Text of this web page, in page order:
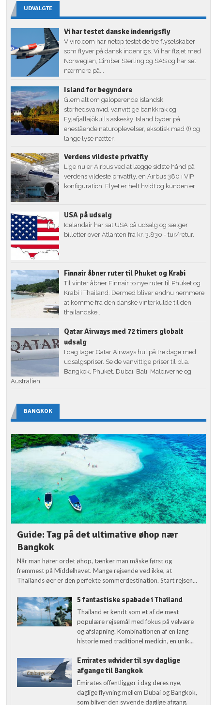
UDVALGTE
Vi har testet danske indenrigsfly
Viviro.com har netop testet de tre flyselskaber
som flyver på dansk indenrigs. Vi har fløjet med
Norwegian, Cimber Sterling og SAS og har set
nærmere på...
Island for begyndere
Glem alt om galoperende islandsk
storhedsvanvid, vanvittige bankkrak og
Eyjafjallajökulls askesky. Island byder på
enestående naturoplevelser, eksotisk mad (!) og
lange lyse nætter.
Verdens vildeste privatfly
Lige nu er Airbus ved at lægge sidste hånd på
verdens vildeste privatfly, en Airbus 380 i VIP
konfiguration. Flyet er helt hvidt og kunden er...
USA på udsalg
Icelandair har sat USA på udsalg og sælger
billetter over Atlanten fra kr. 3.830,- tur/retur.
Finnair åbner ruter til Phuket og Krabi
Til vinter åbner Finnair to nye ruter til Phuket og
Krabi i Thailand. Dermed bliver endnu nemmere
at komme fra den danske vinterkulde til den
thailandske...
Qatar Airways med 72 timers globalt
udsalg
I dag tager Qatar Airways hul på tre dage med
udsalgspriser. Se de vanvittige priser til bl.a.
Bangkok, Phuket, Dubai, Bali, Maldiverne og
Australien.
BANGKOK
Guide: Tag på det ultimative øhop nær
Bangkok
Når man hører ordet øhop, tænker man måske først og
fremmest på Middelhavet. Mange rejsende ved ikke, at
Thailands øer er den perfekte sommerdestination. Start rejsen...
5 fantastiske spabade i Thailand
Thailand er kendt som et af de mest
populære rejsemål med fokus på velvære
og afslapning. Kombinationen af en lang
historie med traditionel medicin, en unik...
Emirates udvider til syv daglige
afgange til Bangkok
Emirates offentliggør i dag deres nye,
daglige flyvning mellem Dubai og Bangkok,
som bliver den syvende daglige afgang.